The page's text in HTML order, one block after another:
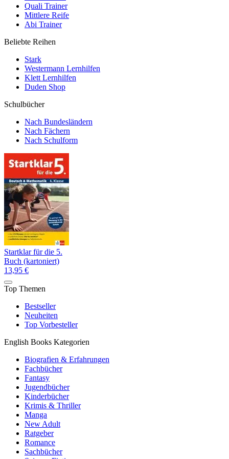
Quali Trainer
Mittlere Reife
Abi Trainer
Beliebte Reihen
Stark
Westermann Lernhilfen
Klett Lernhilfen
Duden Shop
Schulbücher
Nach Bundesländern
Nach Fächern
Nach Schulform
Startklar für die 5.
Buch (kartoniert)
13,95 €
Top Themen
Bestseller
Neuheiten
Top Vorbesteller
English Books Kategorien
Biografien & Erfahrungen
Fachbücher
Fantasy
Jugendbücher
Kinderbücher
Krimis & Thriller
Manga
New Adult
Ratgeber
Romance
Sachbücher